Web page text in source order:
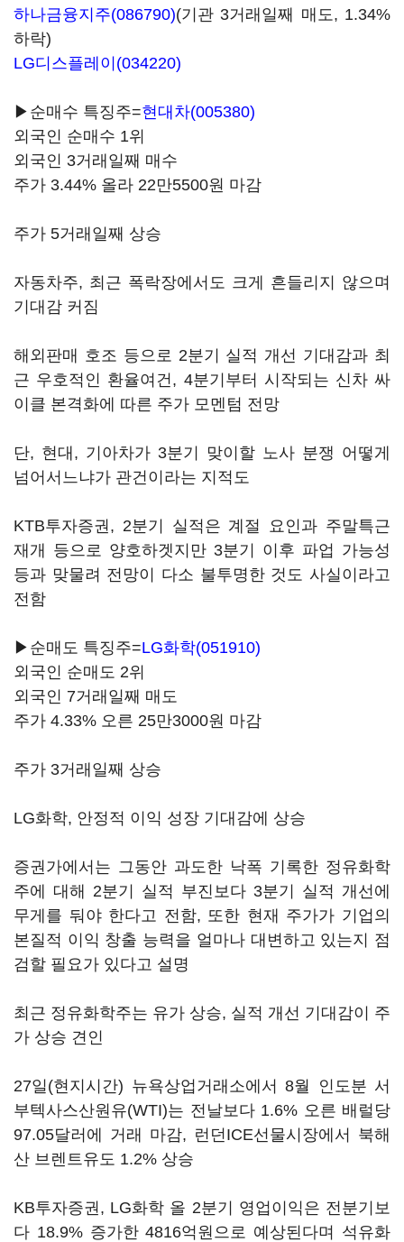
하나금융지주(086790)(기관 3거래일째 매도, 1.34%
하락)
LG디스플레이(034220)
▶순매수 특징주=현대차(005380)
외국인 순매수 1위
외국인 3거래일째 매수
주가 3.44% 올라 22만5500원 마감
주가 5거래일째 상승
자동차주, 최근 폭락장에서도 크게 흔들리지 않으며
기대감 커짐
해외판매 호조 등으로 2분기 실적 개선 기대감과 최
근 우호적인 환율여건, 4분기부터 시작되는 신차 싸
이클 본격화에 따른 주가 모멘텀 전망
단, 현대, 기아차가 3분기 맞이할 노사 분쟁 어떻게
넘어서느냐가 관건이라는 지적도
KTB투자증권, 2분기 실적은 계절 요인과 주말특근
재개 등으로 양호하겟지만 3분기 이후 파업 가능성
등과 맞물려 전망이 다소 불투명한 것도 사실이라고
전함
▶순매도 특징주=LG화학(051910)
외국인 순매도 2위
외국인 7거래일째 매도
주가 4.33% 오른 25만3000원 마감
주가 3거래일째 상승
LG화학, 안정적 이익 성장 기대감에 상승
증권가에서는 그동안 과도한 낙폭 기록한 정유화학
주에 대해 2분기 실적 부진보다 3분기 실적 개선에
무게를 둬야 한다고 전함, 또한 현재 주가가 기업의
본질적 이익 창출 능력을 얼마나 대변하고 있는지 점
검할 필요가 있다고 설명
최근 정유화학주는 유가 상승, 실적 개선 기대감이 주
가 상승 견인
27일(현지시간) 뉴욕상업거래소에서 8월 인도분 서
부텍사스산원유(WTI)는 전날보다 1.6% 오른 배럴당
97.05달러에 거래 마감, 런던ICE선물시장에서 북해
산 브렌트유도 1.2% 상승
KB투자증권, LG화학 올 2분기 영업이익은 전분기보
다 18.9% 증가한 4816억원으로 예상된다며 석유화